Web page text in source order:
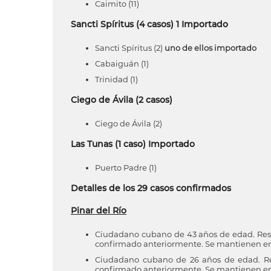
Caimito (11)
Sancti Spíritus (4 casos) 1 Importado
Sancti Spíritus (2) uno de ellos importado
Cabaiguán (1)
Trinidad (1)
Ciego de Ávila (2 casos)
Ciego de Ávila (2)
Las Tunas (1 caso) Importado
Puerto Padre (1)
Detalles de los 29 casos confirmados
Pinar del Río
Ciudadano cubano de 43 años de edad.
confirmado anteriormente. Se mantienen
Ciudadano cubano de 26 años de edad.